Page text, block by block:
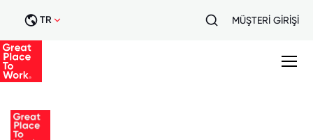
TR MÜŞTERİ GİRİŞİ